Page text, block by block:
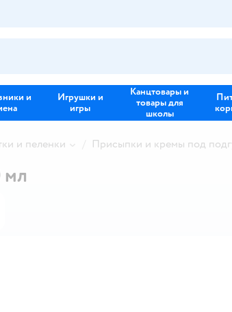
и
Игрушки и
игры
Канцтовары и
товары для
школы
и пеленки Присыпки и кремы под
мл